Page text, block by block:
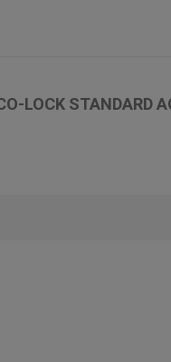
LOCK STANDARD